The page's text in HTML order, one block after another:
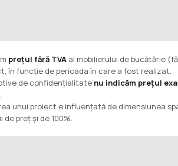
prețul fără TVA al mobilierului de bucătărie
în funcție de perioada în care a fost realizat.
de confidențialitate nu indicăm prețul
unui proiect e influențată de dimensiunea
de preț și de 100%.